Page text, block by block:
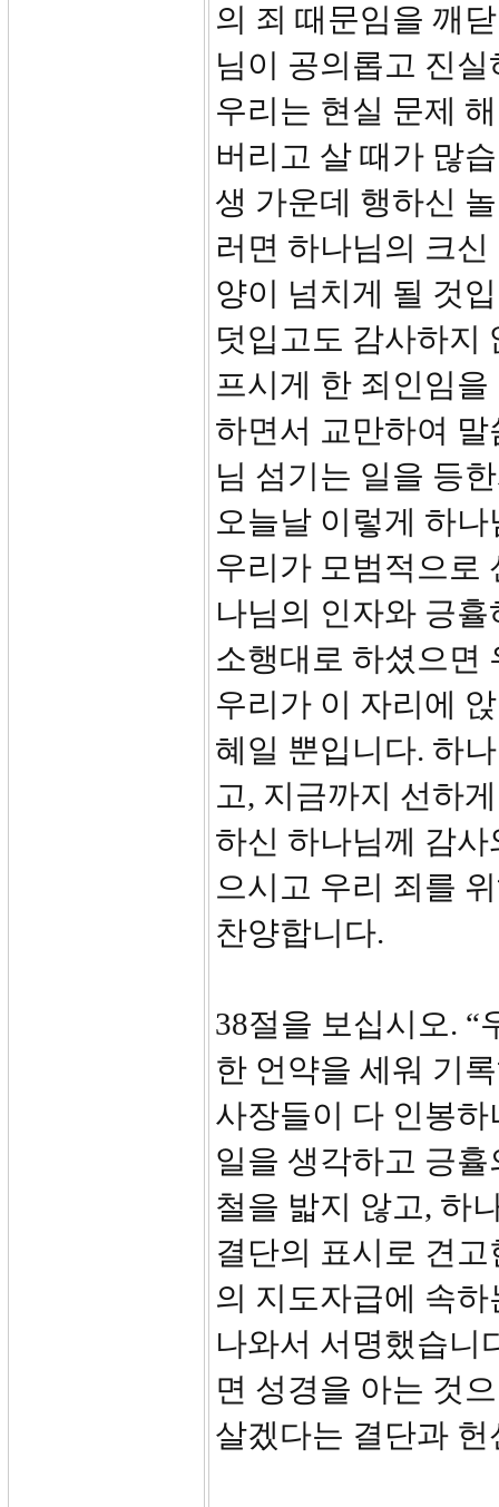
의 죄 때문임을 깨
님이 공의롭고 진
우리는 현실 문제
버리고 살 때가 많
생 가운데 행하신
러면 하나님의 크
양이 넘치게 될 것
덧입고도 감사하지
프시게 한 죄인임
하면서 교만하여
님 섬기는 일을 등
오늘날 이렇게 하
우리가 모범적으로
나님의 인자와 긍
소행대로 하셨으면
우리가 이 자리에
혜일 뿐입니다. 하
고, 지금까지 선하
하신 하나님께 감
으시고 우리 죄를
찬양합니다.
38절을 보십시오. “
한 언약을 세워 기
사장들이 다 인봉
일을 생각하고 긍
철을 밟지 않고, 하
결단의 표시로 견
의 지도자급에 속
나와서 서명했습니
면 성경을 아는 것
살겠다는 결단과